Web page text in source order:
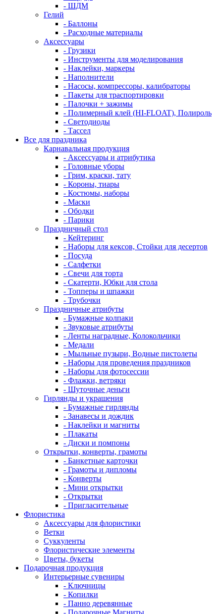
- ШДМ
Гелий
- Баллоны
- Расходные материалы
Аксессуары
- Грузики
- Инструменты для моделирования
- Наклейки, маркеры
- Наполнители
- Насосы, компрессоры, калибраторы
- Пакеты для траспортировки
- Палочки + зажимы
- Полимерный клей (HI-FLOAT), Полироль
- Светодиоды
- Тассел
Все для праздника
Карнавальная продукция
- Аксессуары и атрибутика
- Головные уборы
- Грим, краски, тату
- Короны, тиары
- Костюмы, наборы
- Маски
- Ободки
- Парики
Праздничный стол
- Кейтеринг
- Наборы для кексов, Стойки для десертов
- Посуда
- Салфетки
- Свечи для торта
- Скатерти, Юбки для стола
- Топперы и шпажки
- Трубочки
Праздничные атрибуты
- Бумажные колпаки
- Звуковые атрибуты
- Ленты наградные, Колокольчики
- Медали
- Мыльные пузыри, Водные пистолеты
- Наборы для проведения праздников
- Наборы для фотосессии
- Флажки, ветряки
- Шуточные деньги
Гирлянды и украшения
- Бумажные гирлянды
- Занавесы и дождик
- Наклейки и магниты
- Плакаты
- Диски и помпоны
Открытки, конверты, грамоты
- Банкетные карточки
- Грамоты и дипломы
- Конверты
- Мини открытки
- Открытки
- Пригласительные
Флористика
Аксессуары для флористики
Ветки
Суккуленты
Флористические элементы
Цветы, букеты
Подарочная продукция
Интерьерные сувениры
- Ключницы
- Копилки
- Панно деревянные
- Подарочные Магниты